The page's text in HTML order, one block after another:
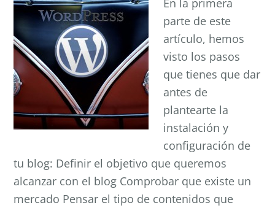
En la primera
parte de este
artículo, hemos
visto los pasos
que tienes que dar
antes de
plantearte la
instalación y
configuración de
tu blog: Definir el objetivo que queremos
alcanzar con el blog Comprobar que existe un
mercado Pensar el tipo de contenidos que